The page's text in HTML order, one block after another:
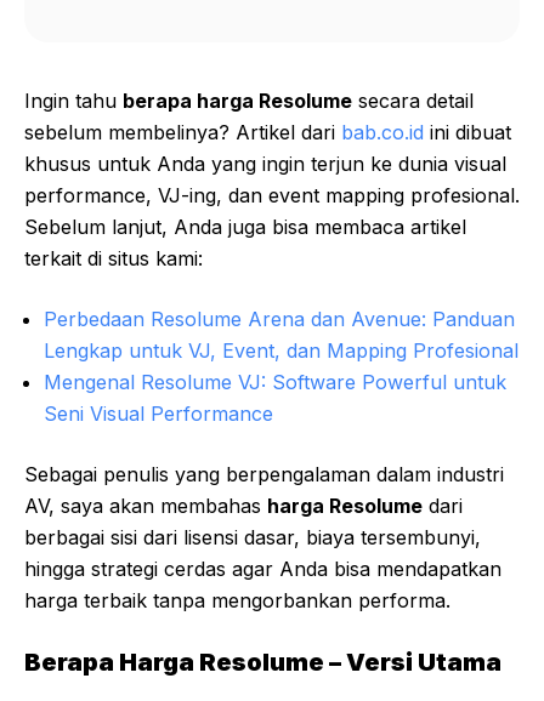
Ingin tahu berapa harga Resolume secara detail
sebelum membelinya? Artikel dari bab.co.id ini dibuat
khusus untuk Anda yang ingin terjun ke dunia visual
performance, VJ-ing, dan event mapping profesional.
Sebelum lanjut, Anda juga bisa membaca artikel
terkait di situs kami:
Perbedaan Resolume Arena dan Avenue: Panduan
Lengkap untuk VJ, Event, dan Mapping Profesional
Mengenal Resolume VJ: Software Powerful untuk
Seni Visual Performance
Sebagai penulis yang berpengalaman dalam industri
AV, saya akan membahas harga Resolume dari
berbagai sisi dari lisensi dasar, biaya tersembunyi,
hingga strategi cerdas agar Anda bisa mendapatkan
harga terbaik tanpa mengorbankan performa.
Berapa Harga Resolume – Versi Utama